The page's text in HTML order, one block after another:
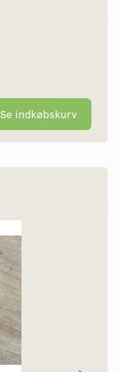
Se indkøbskurv